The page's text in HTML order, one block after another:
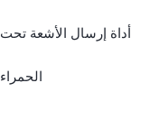
أداة إرسال الأشعة تحت
الحمراء